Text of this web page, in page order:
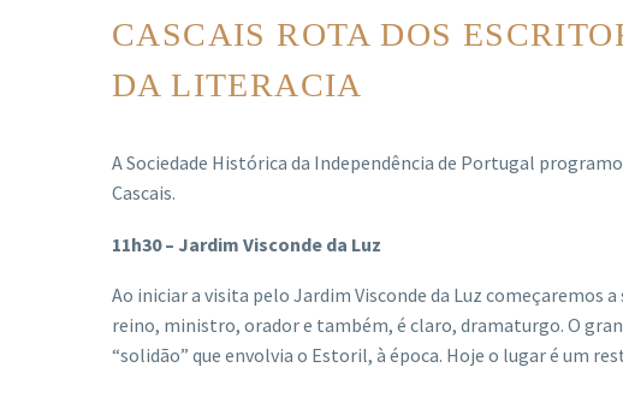
CASCAIS ROTA DOS
DA LITERACIA
A Sociedade Histórica da Independência de Portugal
Cascais.
11h30 – Jardim Visconde da Luz
Ao iniciar a visita pelo Jardim Visconde da Luz começaremos a
reino, ministro, orador e também, é claro, dramaturgo. O
“solidão” que envolvia o Estoril, à época. Hoje o lugar é um